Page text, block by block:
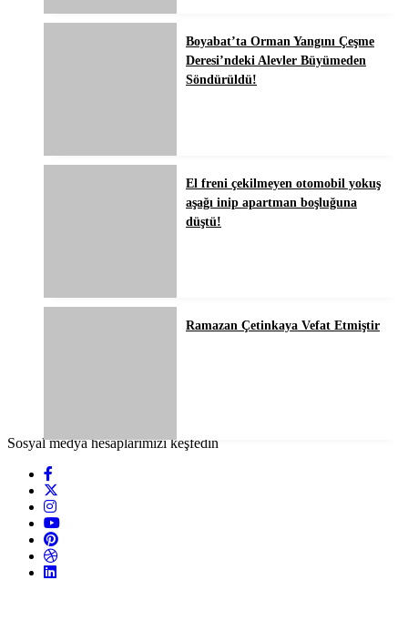
Boyabat’ta Orman Yangını Çeşme
Deresi’ndeki Alevler Büyümeden
Söndürüldü!
El freni çekilmeyen otomobil yokuş
aşağı inip apartman boşluğuna
düştü!
Ramazan Çetinkaya Vefat Etmiştir
Sosyal medya hesaplarımızı keşfedin